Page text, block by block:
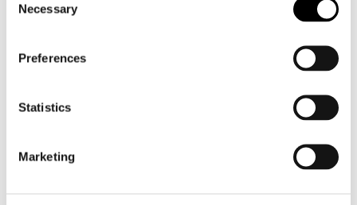
Selection
Necessary
Preferences
Statistics
Marketing